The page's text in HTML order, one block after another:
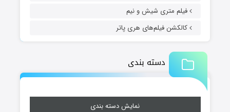
فیلم متری شیش و نیم
کالکشن فیلم‌های هری پاتر
دسته بندی
نمایش دسته بندی